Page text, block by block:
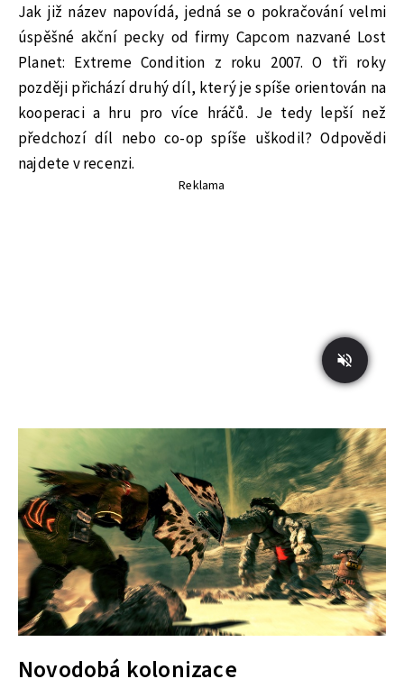
Jak již název napovídá, jedná se o pokračování velmi
úspěšné akční pecky od firmy Capcom nazvané Lost
Planet: Extreme Condition z roku 2007. O tři roky
později přichází druhý díl, který je spíše orientován na
kooperaci a hru pro více hráčů. Je tedy lepší než
předchozí díl nebo co-op spíše uškodil? Odpovědi
najdete v recenzi.
Reklama
Novodobá kolonizace